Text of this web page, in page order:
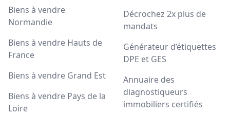
Biens à vendre
Normandie
Biens à vendre Hauts de
France
Biens à vendre Grand Est
Biens à vendre Pays de la
Loire
Décrochez 2x plus de
mandats
Générateur d’étiquettes
DPE et GES
Annuaire des
diagnostiqueurs
immobiliers certifiés